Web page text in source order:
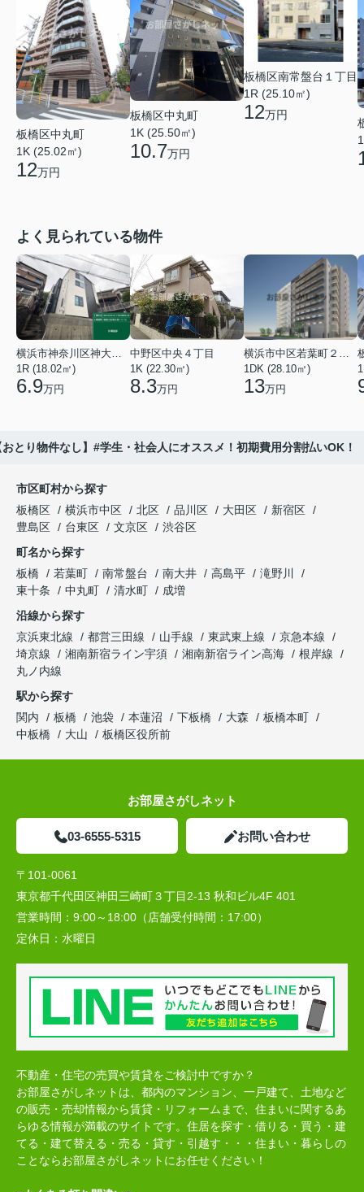
板橋区中丸町
1K (25.02㎡)
12万円
板橋区中丸町
1K (25.50㎡)
10.7万円
板橋区南常盤台１丁目
1R (25.10㎡)
12万円
よく見られている物件
1R (18.02㎡)
6.9万円
中野区中央４丁目
1K (22.30㎡)
8.3万円
1DK (28.10㎡)
13万円
とり物件なし】#学生・社会人にオススメ！初期費用分割払いOK！
市区町村から探す
板橋区
横浜市中区 北区 品川区 大田区
新宿区
豊島区
台東区 文京区
渋谷区
町名から探す
板橋
若葉町 南常盤台 南大井 高島平
滝野川
東十条
中丸町 清水町
成増
沿線から探す
京浜東北線
都営三田線 山手線 東武東上線
京急本線
埼京線
湘南新宿ライン宇須 湘南新宿ライン高海
根岸線
丸ノ内線
駅から探す
関内
板橋 池袋 本蓮沼 下板橋 大森
板橋本町
中板橋
大山 板橋区役所前
お部屋さがしネット
03-6555-5315 お問い合わせ
〒101-0061
東京都千代田区神田三崎町３丁目2-13 秋和ビル4F 401
営業時間： 9:00～18:00（店舗受付時間：17:00）
定休日： 水曜日
不動産・住宅の売買や賃貸をご検討中ですか？
お部屋さがしネットは、都内のマンション、一戸建て、土地など
の販売・売却情報から賃貸・リフォームまで、住まいに関するあ
らゆる情報が満載のサイトです。住居を探す・借りる・買う・建
てる・建て替える・売る・貸す・引越す・・・住まい・暮らしの
ことならお部屋さがしネットにお任せください！